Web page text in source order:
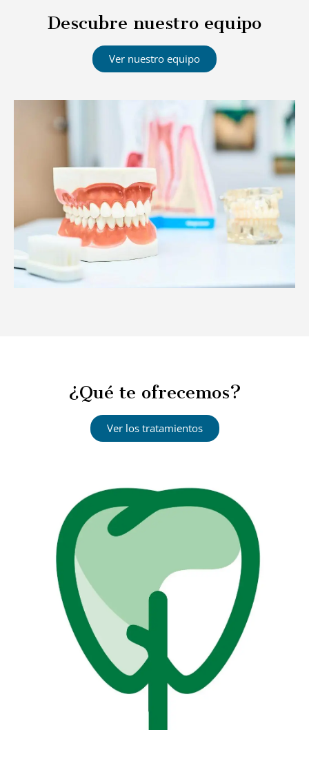
Descubre nuestro equipo
Ver nuestro equipo
¿Qué te ofrecemos?
Ver los tratamientos